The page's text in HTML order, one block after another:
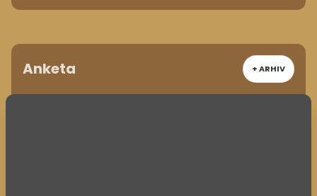
Anketa + ARHIV